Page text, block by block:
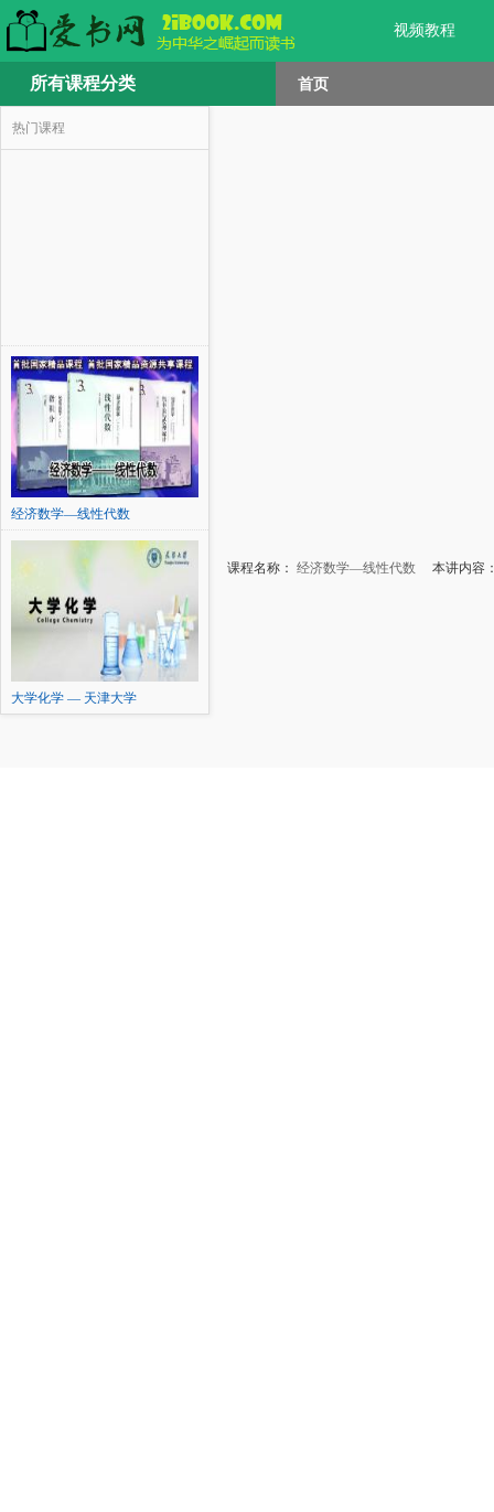
视频教程
所有课程分类 首页
热门课程
经济数学—线性代数
大学化学 — 天津大学
课程名称： 经济数学—线性代数 本讲内容